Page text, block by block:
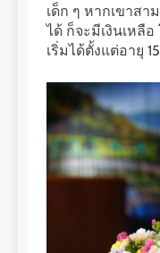
เด็ก ๆ หากเขาสา
ได้ ก็จะมีเงินเหลื
เริ่มได้ตั้งแต่อายุ